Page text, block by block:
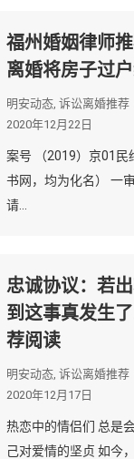
福州婚姻律师
离婚将房子过
明安动态, 诉讼离婚推荐
2020年12月22日
案号 （2019）京01民
书网，均为化名） 一
请…
忠诚协议：若
到这事真发生
荐阅读
明安动态, 诉讼离婚推荐
2020年12月17日
热恋中的情侣们 总是
己对爱情的坚贞 如今